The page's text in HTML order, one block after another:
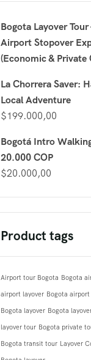
Bogota Layover
Airport Stopover
(Economic & Private
La Chorrera Saver:
Local Adventure
$199.000,00
Bogotá Intro
20.000 COP
$20.000,00
Product tags
Airport tour Bogota Bogota
airport layover Bogota
Bogota layover Bogota
layover tour Bogota private
Bogota transit tour Layover